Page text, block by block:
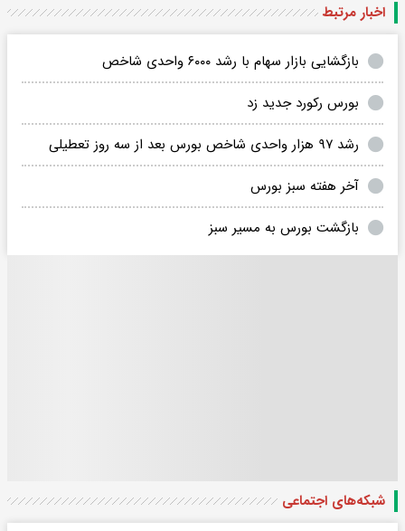
اخبار مرتبط
بازگشایی بازار سهام با رشد ۶۰۰۰ واحدی شاخص
بورس رکورد جدید زد
رشد ۹۷ هزار واحدی شاخص بورس بعد از سه روز تعطیلی
آخر هفته سبز بورس
بازگشت بورس به مسیر سبز
شبکه‌های اجتماعی